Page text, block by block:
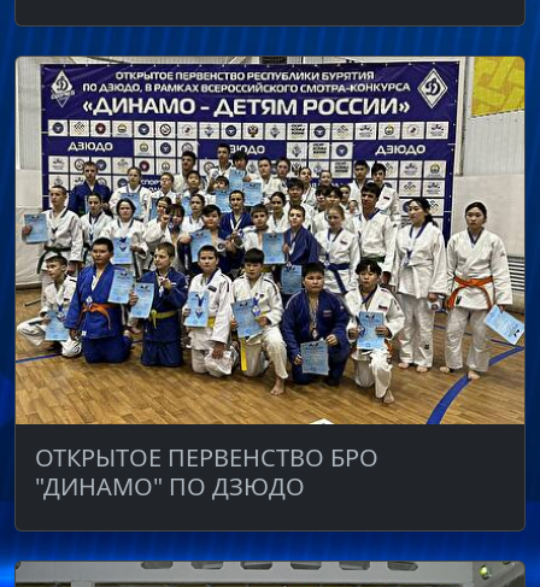
ОТКРЫТОЕ ПЕРВЕНСТВО БРО
"ДИНАМО" ПО ДЗЮДО